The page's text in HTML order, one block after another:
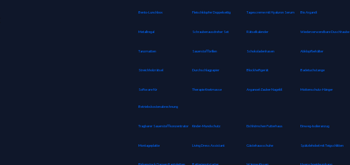
Bento-Lunchbox Fleischklopfer Doppelseitig Tagescreme mit Hyaluron Serum Bio Arganöl
Metallregal Schraubenausdreher Set Rätselkalender Wiederverwendbare Duschhaube
Tanzmatten Sauerstoffbrillen Schokoladenhasen Abklopfbehälter
Streichholzrätsel Durchschlagpapier Blockheftgerät Badetuchstange
Software für
Betriebskostenabrechnung
Therapie Knetmasse Arganoel-Zauber Nagelöl Mottenschutz-Hänger
Tragbarer Sauerstoffkonzentrator Kinder-Mundschutz Eichhörnchen Futterhaus Einweg-Isolieranzug
Montageplatte Living Dress Assistant Gästehausschuhe Spätzlehobel mit Teigschlitten